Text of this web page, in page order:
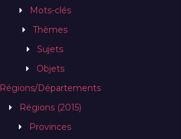
Mots-clés
Thèmes
Sujets
Objets
Régions/Départements
Régions (2015)
Provinces